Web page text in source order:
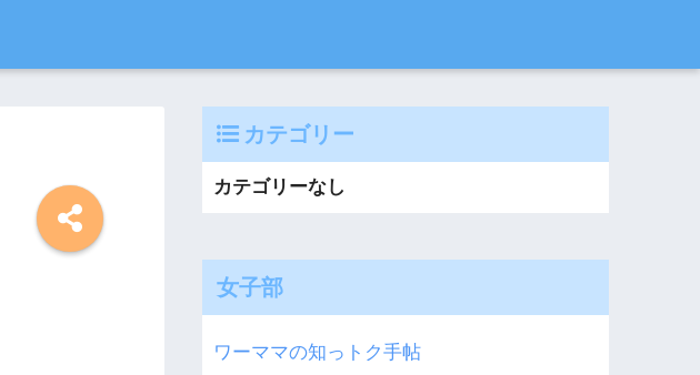
カテゴリー
カテゴリーなし
女子部
ワーママの知っトク手帖